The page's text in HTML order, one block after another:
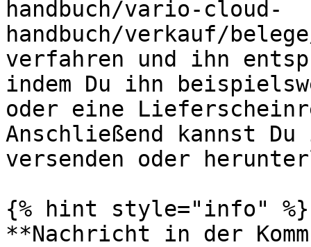
handbuch/vario-cloud-
handbuch/verkauf/
verfahren und ihn
indem Du ihn
oder eine
Anschließend kannst
versenden oder
{% hint style="info" %}
**Nachricht in der